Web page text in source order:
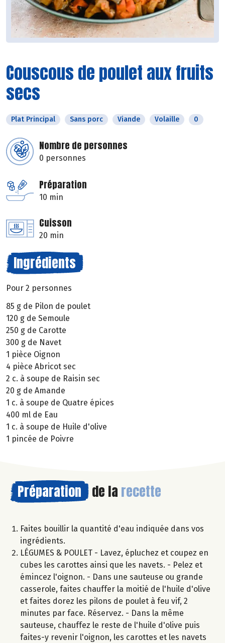
Couscous de poulet aux fruits
secs
Plat Principal Sans porc Viande Volaille 0
Nombre de personnes
0 personnes
Préparation
10 min
Cuisson
20 min
Ingrédients
Pour 2 personnes
85 g de Pilon de poulet
120 g de Semoule
250 g de Carotte
300 g de Navet
1 pièce Oignon
4 pièce Abricot sec
2 c. à soupe de Raisin sec
20 g de Amande
1 c. à soupe de Quatre épices
400 ml de Eau
1 c. à soupe de Huile d'olive
1 pincée de Poivre
Préparation de la recette
Faites bouillir la quantité d'eau indiquée dans vos
ingrédients.
LÉGUMES & POULET - Lavez, épluchez et coupez en
cubes les carottes ainsi que les navets. - Pelez et
émincez l'oignon. - Dans une sauteuse ou grande
casserole, faites chauffer la moitié de l'huile d'olive
et faites dorez les pilons de poulet à feu vif, 2
minutes par face. Réservez. - Dans la même
sauteuse, chauffez le reste de l'huile d'olive puis
faites-y revenir l'oignon, les carottes et les navets